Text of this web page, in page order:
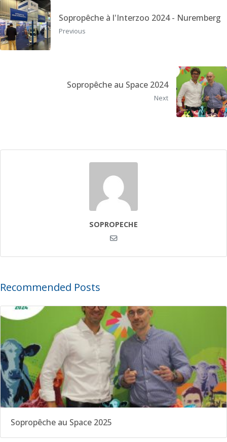
Sopropêche à l'Interzoo 2024 - Nuremberg
Previous
Sopropêche au Space 2024
Next
SOPROPECHE
Recommended Posts
Sopropêche au Space 2025